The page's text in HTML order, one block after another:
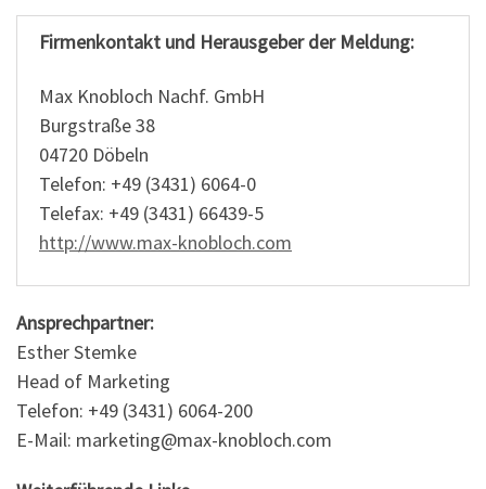
Firmenkontakt und Herausgeber der Meldung:
Max Knobloch Nachf. GmbH
Burgstraße 38
04720 Döbeln
Telefon: +49 (3431) 6064-0
Telefax: +49 (3431) 66439-5
http://www.max-knobloch.com
Ansprechpartner:
Esther Stemke
Head of Marketing
Telefon: +49 (3431) 6064-200
E-Mail: marketing@max-knobloch.com